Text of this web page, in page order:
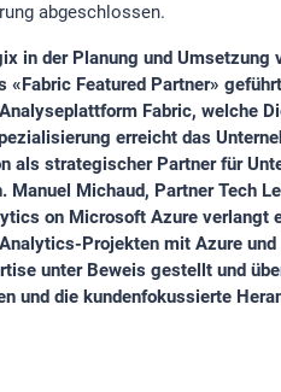
abgeschlossen.
in der Planung und Umsetzung
Featured Partner»
Fabric, welche
erreicht das
strategischer Partner für
Michaud, Partner Tech
on Microsoft Azure verlangt
Projekten mit Azure und
unter Beweis gestellt und
und die kundenfokussierte